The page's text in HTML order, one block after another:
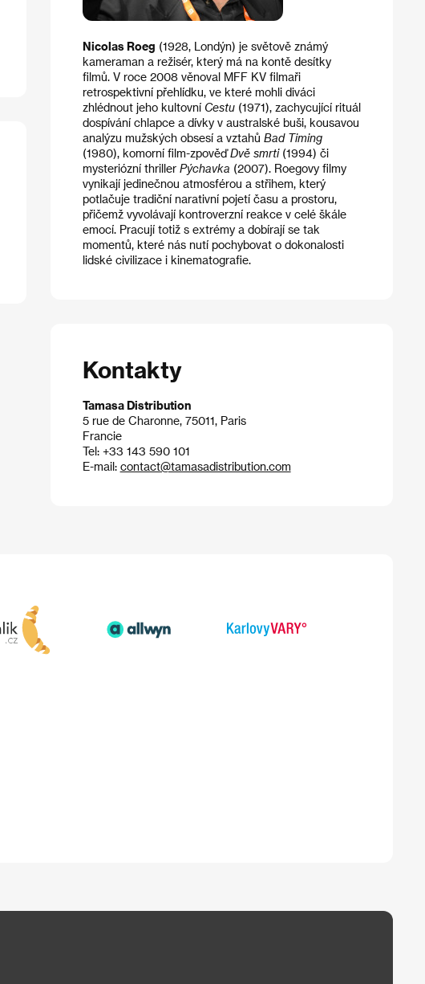
Nicolas Roeg (1928, Londýn) je světově známý
kameraman a režisér, který má na kontě desítky
filmů. V roce 2008 věnoval MFF KV filmaři
retrospektivní přehlídku, ve které mohli diváci
zhlédnout jeho kultovní Cestu(1971), zachycující rituál
dospívání chlapce a dívky v australské buši, kousavou
analýzu mužských obsesí a vztahů Bad Timing
(1980), komorní film-zpověďDvě smrti(1994) či
mysteriózní thriller Pýchavka (2007). Roegovy filmy
vynikají jedinečnou atmosférou a střihem, který
potlačuje tradiční narativní pojetí času a prostoru,
přičemž vyvolávají kontroverzní reakce v celé škále
emocí. Pracují totiž s extrémy a dobírají se tak
momentů, které nás nutí pochybovat o dokonalosti
lidské civilizace i kinematografie.
Kontakty
Tamasa Distribution
5 rue de Charonne, 75011, Paris
Francie
Tel: +33 143 590 101
E-mail: contact@tamasadistribution.com